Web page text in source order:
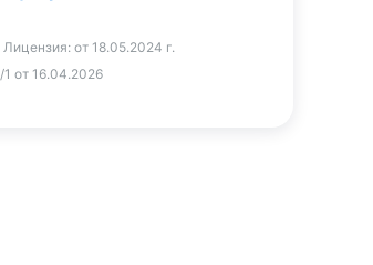
Лицензия: от 18.05.2024 г.
от 16.04.2026